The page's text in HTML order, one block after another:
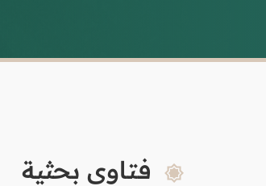
فتاوى بحثية